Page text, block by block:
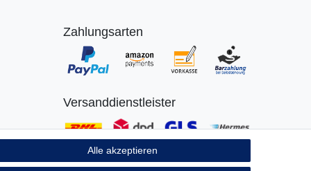
Zahlungsarten
Versanddienstleister
Alle akzeptieren